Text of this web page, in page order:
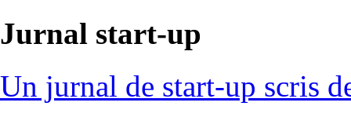
Jurnal start-up
Un jurnal de start-up scris